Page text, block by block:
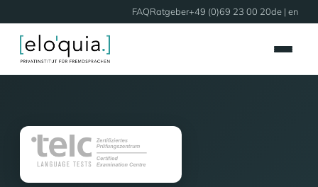
FAQRatgeber+49 (0)69 23 00 20de | en